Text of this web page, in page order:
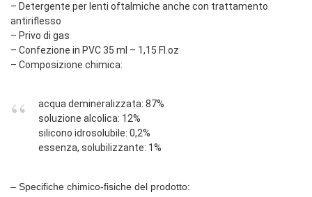
– Detergente per lenti oftalmiche anche con trattamento
antiriflesso
– Privo di gas
– Confezione in PVC 35 ml – 1,15 Fl.oz
– Composizione chimica:
acqua demineralizzata: 87%
soluzione alcolica: 12%
silicono idrosolubile: 0,2%
essenza, solubilizzante: 1%
– Specifiche chimico-fisiche del prodotto: